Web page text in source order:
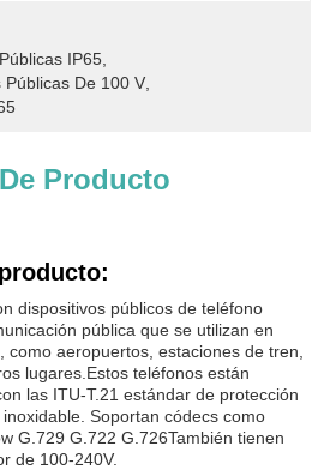
IP65
De 100 V
Producto
dispositivos públicos de teléfono
pública que se utilizan en
como aeropuertos, estaciones de tren,
lugares.Estos teléfonos están
las ITU-T.21 estándar de protección
Soportan códecs como
G.729 G.722 G.726También tienen
de 100-240V.